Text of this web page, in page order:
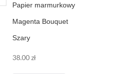
Papier marmurkowy
Magenta Bouquet
Szary
38.00zł